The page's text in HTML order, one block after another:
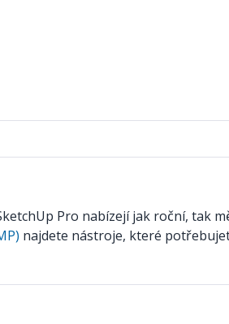
Pro nabízejí jak roční, tak
najdete nástroje, které